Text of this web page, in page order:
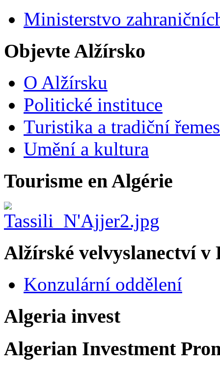
Ministerstvo
Objevte Alžírsko
O Alžírsku
Politické instituce
Turistika a tradiční
Umění a kultura
Tourisme en Algérie
Alžírské velvyslanectví v
Konzulární oddělení
Algeria invest
Algerian Investment